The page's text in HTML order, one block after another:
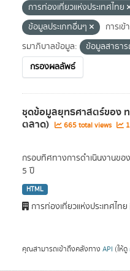
การท่องเที่ยวแห่งประเทศไทย
ข้อมูลประเภทอื่นๆ
การเข้
รมาภิบาลข้อมูล:
ข้อมูลสาธา
กรองผลลัพธ์
ชุดข้อมูลยุทธศาสตร์ของ
ตลาด) 665 total views
กรอบทิศทางการดำเนินงานของ
5 ปี
HTML
การท่องเที่ยวแห่งประเทศไทย
คุณสามารถเข้าถึงคลังทาง API (ให้ดู